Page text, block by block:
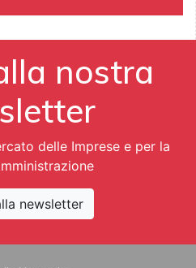
nostra
delle Imprese e per la
newsletter